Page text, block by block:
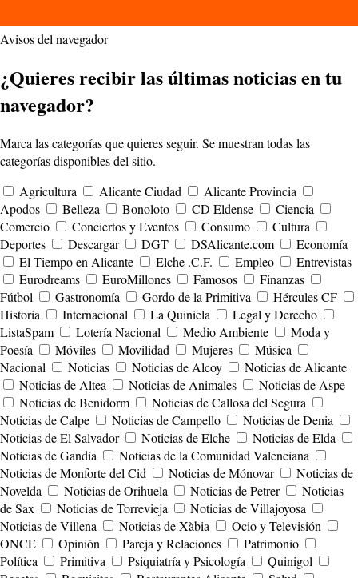
Avisos del navegador
¿Quieres recibir las últimas noticias en tu
navegador?
Marca las categorías que quieres seguir. Se muestran todas las
categorías disponibles del sitio.
Agricultura
Alicante Ciudad
Alicante Provincia
Apodos
Belleza Bonoloto CD Eldense
Ciencia
Comercio
Conciertos y Eventos Consumo
Cultura
Deportes
Descargar DGT DSAlicante.com
Economía
El Tiempo en Alicante
Elche .C.F. Empleo
Entrevistas
Eurodreams
EuroMillones Famosos
Finanzas
Fútbol
Gastronomía Gordo de la Primitiva
Hércules CF
Historia
Internacional La Quiniela
Legal y Derecho
ListaSpam
Lotería Nacional Medio Ambiente
Moda y
Poesía
Móviles Movilidad Mujeres
Música
Nacional
Noticias Noticias de Alcoy
Noticias de Alicante
Noticias de Altea
Noticias de Animales
Noticias de Aspe
Noticias de Benidorm
Noticias de Callosa del Segura
Noticias de Calpe
Noticias de Campello
Noticias de Denia
Noticias de El Salvador
Noticias de Elche
Noticias de Elda
Noticias de Gandía
Noticias de la Comunidad Valenciana
Noticias de Monforte del Cid
Noticias de Mónovar
Noticias de
Novelda
Noticias de Orihuela Noticias de Petrer
Noticias
de Sax
Noticias de Torrevieja
Noticias de Villajoyosa
Noticias de Villena
Noticias de Xàbia
Ocio y Televisión
ONCE
Opinión Pareja y Relaciones
Patrimonio
Política
Primitiva Psiquiatría y Psicología
Quinigol